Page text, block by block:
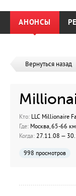
АНОНСЫ
Вернуться назад
Кто: LLC Millionaire
Где: Москва, 65-66
Когда: 27.11.08 —
998 просмотров